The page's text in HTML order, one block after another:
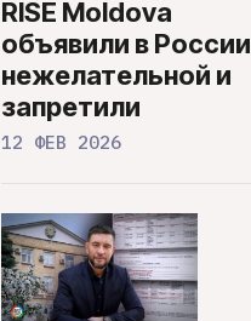
RISE Moldova
объявили в России
нежелательной и
запретили
12 ФЕВ 2026